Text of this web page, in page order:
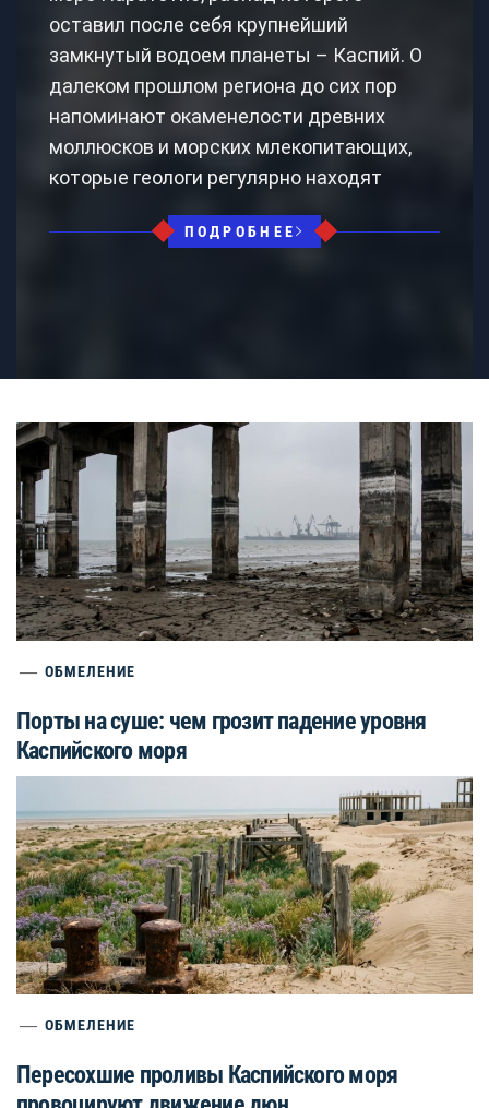
оставил после себя крупнейший
замкнутый водоем планеты – Каспий. О
далеком прошлом региона до сих пор
напоминают окаменелости древних
моллюсков и морских млекопитающих,
которые геологи регулярно находят
ПОДРОБНЕЕ
ОБМЕЛЕНИЕ
Порты на суше: чем грозит падение уровня
Каспийского моря
ОБМЕЛЕНИЕ
Пересохшие проливы Каспийского моря